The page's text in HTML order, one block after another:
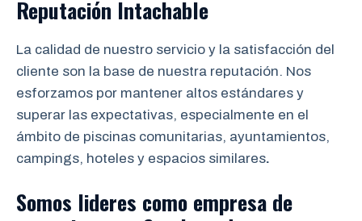
Reputación Intachable
La calidad de nuestro servicio y la satisfacción del
cliente son la base de nuestra reputación. Nos
esforzamos por mantener altos estándares y
superar las expectativas, especialmente en el
ámbito de piscinas comunitarias, ayuntamientos,
campings, hoteles y espacios similares.
Somos lideres como empresa de